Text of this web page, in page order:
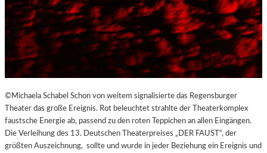
©Michaela Schabel Schon von weitem signalisierte das Regensburger
Theater das große Ereignis. Rot beleuchtet strahlte der Theaterkomplex
faustsche Energie ab, passend zu den roten Teppichen an allen Eingängen.
Die Verleihung des 13. Deutschen Theaterpreises „DER FAUST“, der
größten Auszeichnung, sollte und wurde in jeder Beziehung ein Ereignis und